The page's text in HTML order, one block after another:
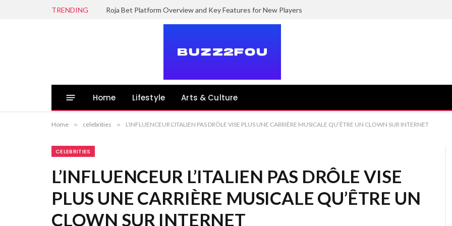
TRENDING Roja Bet Platform Overview and Key Features for New Players
Home Lifestyle Arts & Culture
Home » celebrities » L’INFLUENCEUR L’ITALIEN PAS DRÔLE VISE PLUS UNE CARRIÈRE MUSICALE QU’ÊTRE UN CLOWN SUR INTERNET
CELEBRITIES
L’INFLUENCEUR L’ITALIEN PAS DRÔLE VISE
PLUS UNE CARRIÈRE MUSICALE QU’ÊTRE UN
CLOWN SUR INTERNET